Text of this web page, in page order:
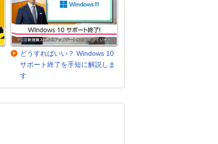
どうすればいい？ Windows 10
サポート終了を手短に解説しま
す